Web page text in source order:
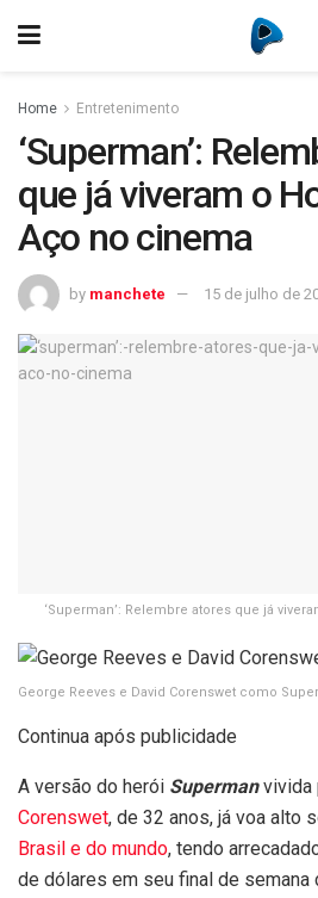
Home Entretenimento
‘Superman’:
que já viveram o
Aço no cinema
by manchete 15 de julho de
‘Superman’: Relembre atores que já
George Reeves e David Corenswet como
Continua após publicidade
A versão do herói Supermanvivida
Corenswet, de 32 anos, já voa alto
Brasil e do mundo, tendo
de dólares em seu final de semana